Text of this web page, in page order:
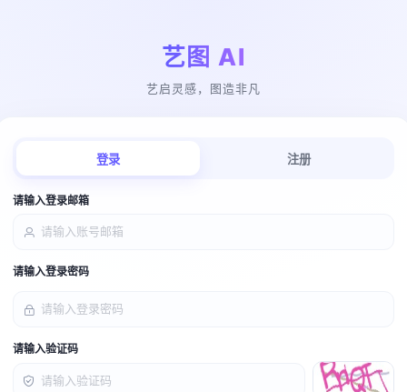
艺图 AI
艺启灵感，图造非凡
登录 注册
请输入登录邮箱
请输入登录密码
请输入验证码